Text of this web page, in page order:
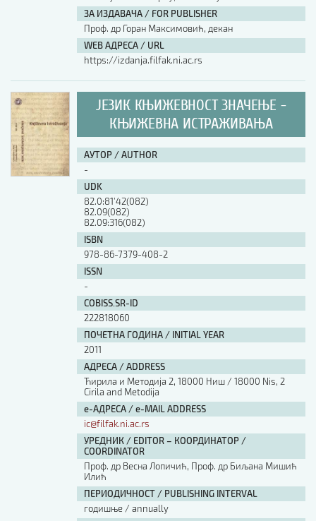
ЗА ИЗДАВАЧА / FOR PUBLISHER
Проф. др Горан Максимовић, декан
WEB АДРЕСА / URL
https://izdanja.filfak.ni.ac.rs
ЈЕЗИК КЊИЖЕВНОСТ ЗНАЧЕЊЕ -
КЊИЖЕВНА ИСТРАЖИВАЊА
АУТОР / AUTHOR
-
UDK
82.0:81’42(082)
82.09(082)
82.09:316(082)
ISBN
978-86-7379-408-2
ISSN
-
COBISS.SR-ID
222818060
ПОЧЕТНА ГОДИНА / INITIAL YEAR
2011
АДРЕСА / ADDRESS
Ћирила и Методија 2, 18000 Ниш / 18000 Nis, 2
Cirila and Metodija
е-АДРЕСА / e-MAIL ADDRESS
ic@filfak.ni.ac.rs
УРЕДНИК / EDITOR – КООРДИНАТОР /
COORDINATOR
Проф. др Весна Лопичић, Проф. др Биљана Мишић
Илић
ПЕРИОДИЧНОСТ / PUBLISHING INTERVAL
годишње / annually